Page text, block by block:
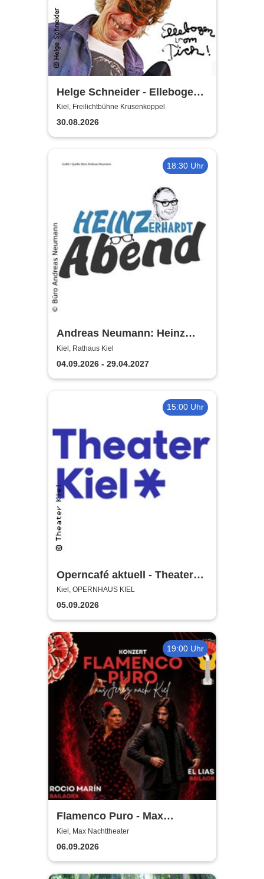
Helge Schneider - Ellebogen
vom Tich
Kiel, Freilichtbühne Krusenkoppel
30.08.2026
18:30 Uhr
Andreas Neumann: Heinz
Erhardt Dinner Show
Kiel, Rathaus Kiel
04.09.2026 - 29.04.2027
15:00 Uhr
Operncafé aktuell - Theater
Kiel
Kiel, OPERNHAUS KIEL
05.09.2026
19:00 Uhr
Flamenco Puro - Max
Nachttheater
Kiel, Max Nachttheater
06.09.2026